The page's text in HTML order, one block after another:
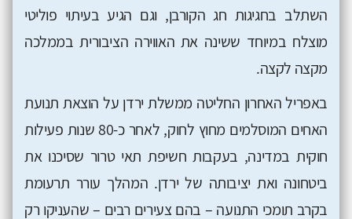
השתלב בחגיגות חג הקורבן, וגם הגיע בעיתוי פוליטי
מוצלח במיוחד ששינה את האווירה הציבורית בממלכה
מקצה לקצה.
באפריל האחרון החליטה ממשלת ירדן על הוצאת תנועת
האחים המוסלמים מחוץ לחוק, לאחר כ-80 שנות פעילות
חוקית במדינה, בעקבות חשיפת תאי טרור שסיכנו את
ביטחונה ואת יציבותה של ירדן. המהלך עורר תרעומת
בקרב תומכי התנועה – בהם צעירים רבים – שהעניקו רק